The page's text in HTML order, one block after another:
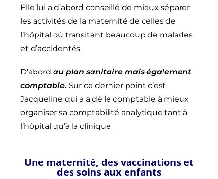
Elle lui a d’abord conseillé de mieux séparer
les activités de la maternité de celles de
l’hôpital où transitent beaucoup de malades
et d’accidentés.
D’abord au plan sanitaire mais également
comptable. Sur ce dernier point c’est
Jacqueline qui a aidé le comptable à mieux
organiser sa comptabilité analytique tant à
l’hôpital qu’à la clinique
Une maternité, des vaccinations et
des soins aux enfants